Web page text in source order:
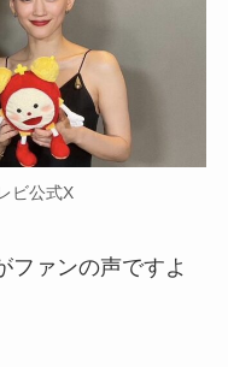
ビ公式X
ファンの声ですよ